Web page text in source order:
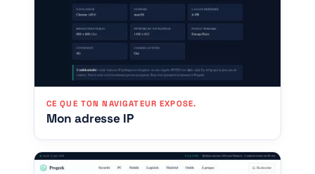
CE QUE TON NAVIGATEUR EXPOSE.
Mon adresse IP